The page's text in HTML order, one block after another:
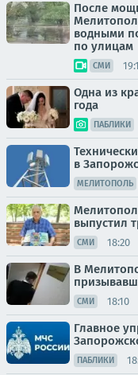
После
водными
по улицам
СМИ
Одна из
года
ПАБЛИКИ
в
МЕЛИТОПОЛЬ
выпустил
СМИ 18:20
В
СМИ 18:10
Главное
ПАБЛИКИ